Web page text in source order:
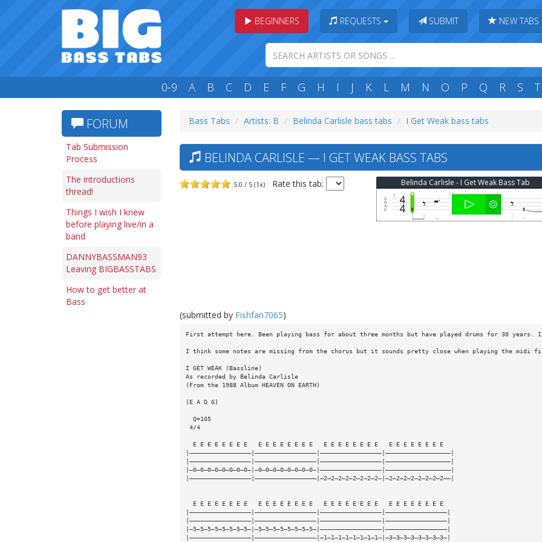
BEGINNERS REQUESTS SUBMIT NEW TABS
0-9 A B C D E F G H I J K L M N O P Q R S T
FORUM
Tab Submission
Process
The introductions
thread!
Things I wish I knew
before playing live/in a
band
DANNYBASSMAN93
Leaving BIGBASSTABS
How to get better at
Bass
Bass Tabs Artists: B Belinda Carlisle bass tabs I Get Weak bass tabs
BELINDA CARLISLE — I GET WEAK BASS TABS
5.0 / 5 (1x) Rate this tab: Belinda Carlisle - I Get Weak Bass Tab
(submitted by Fishfan7065)
First attempt here. Been playing bass for about three months but have played drums for 30
I think some notes are missing from the chorus but it sounds pretty close when playing the midi
I GET WEAK (Bassline)
As recorded by Belinda Carlisle
(From the 1988 Album HEAVEN ON EARTH)
(E A D G)
  Q=105
4/4
  E E E E E E E E   E E E E E E E E   E E E E E E E E   E E E E E E E E
|—————————————————|—————————————————|—————————————————|——————————————————|
|—————————————————|—————————————————|—————————————————|——————————————————|
|—0—0—0—0—0—0—0—0—|—0—0—0—0—0—0—0—0—|—————————————————|——————————————————|
|—————————————————|—————————————————|—2—2—2—2—2—2—2—2—|—2—2—2—2—2—2—2—2——|
  E E E E E E E E   E E E E E E E E   E E E E E E E E   E E E E E E E E
|—————————————————|—————————————————|—————————————————|—————————————————|
|—————————————————|—————————————————|—————————————————|—————————————————|
|—5—5—5—5—5—5—5—5—|—5—5—5—5—5—5—5—5—|—————————————————|—————————————————|
|—————————————————|—————————————————|—1—1—1—1—1—1—1—1—|—3—3—3—3—3—3—3—3—|